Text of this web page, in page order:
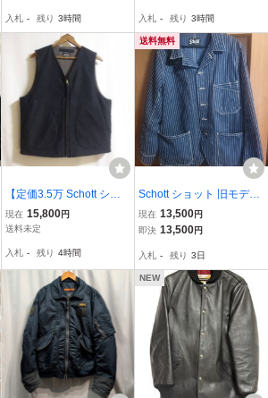
イダース ドローコード 黒
入札 - 残り 3時間
ース レザージャケット 黒
ブラック
入札 - 残り 3時間
【定価3.5万 Schott ショ
ット CIVILIAN DECK VE
ST L】シビリアン デッキ
-4257002
現在 15,800円
送料未定
入札 - 残り 4時間
送料無料
Schott ショット 旧モデル
オールドヒッコリー デニ
ムカバーオール M ワーク
ォバッシュ ストライプ HI
CKORY DENIM
現在 13,500円
即決 13,500円
入札 - 残り 3日
NEW